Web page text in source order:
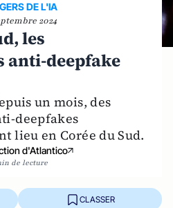
DE L'IA
2024
les
anti-deepfake
un mois, des
deepfakes
lieu en Corée du Sud.
d'Atlantico
de lecture
CLASSER